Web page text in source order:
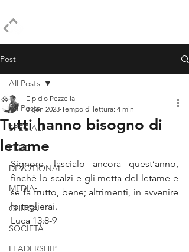
Post
All Posts
SPECIALI
FEDE
DEVOTIONAL
MEDIA
CHIESA
SOCIETÀ
LEADERSHIP
All Posts
Tutti hanno bisogno di
letame
Elpidio Pezzella
8 gen 2023 Tempo di lettura: 4 min
Signore, lascialo ancora quest’anno,
finché lo scalzi e gli metta del letame e
se fa frutto, bene; altrimenti, in avvenire
lo taglierai.
Luca 13:8-9